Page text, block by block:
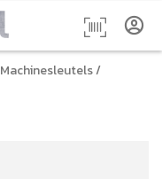
Machinesleutels/